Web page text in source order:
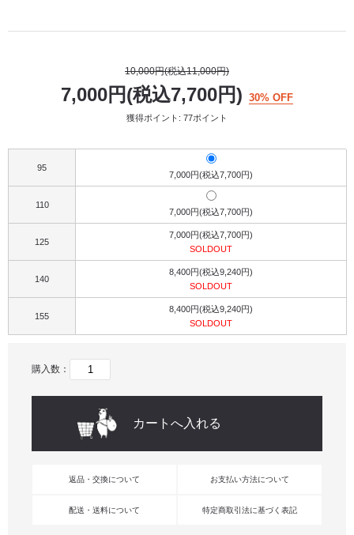
10,000円(税込11,000円)
7,000円(税込7,700円) 30% OFF
獲得ポイント: 77ポイント
95
7,000円(税込7,700円)
110
7,000円(税込7,700円)
125
7,000円(税込7,700円)
SOLDOUT
140
8,400円(税込9,240円)
SOLDOUT
155
8,400円(税込9,240円)
SOLDOUT
購入数：
返品・交換について お支払い方法について
配送・送料について 特定商取引法に基づく表記